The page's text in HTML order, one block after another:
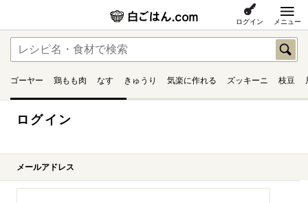
ログイン メニュー
ゴーヤー 鶏もも肉 なす きゅうり 気楽に作れる ズッキーニ 枝豆
ログイン
メールアドレス